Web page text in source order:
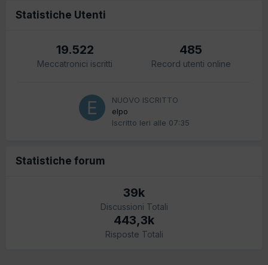
Statistiche Utenti
19.522
Meccatronici iscritti
485
Record utenti online
NUOVO ISCRITTO
elpo
Iscritto Ieri alle 07:35
Statistiche forum
39k
Discussioni Totali
443,3k
Risposte Totali